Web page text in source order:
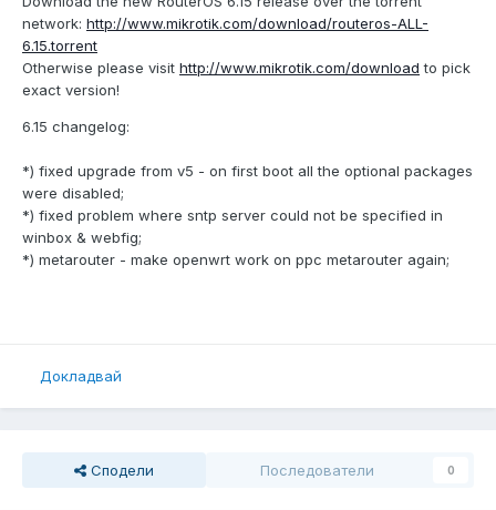
network: http://www.mikrotik.com/download/routeros-ALL-
6.15.torrent
Otherwise please visit http://www.mikrotik.com/download to pick
exact version!
6.15 changelog:
*) fixed upgrade from v5 - on first boot all the optional packages
were disabled;
*) fixed problem where sntp server could not be specified in
winbox & webfig;
*) metarouter - make openwrt work on ppc metarouter again;
Докладвай
Сподели Последователи 0